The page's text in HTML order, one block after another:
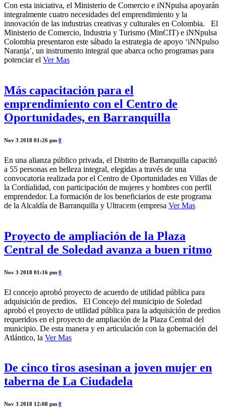
Con esta iniciativa, el Ministerio de Comercio e iNNpulsa apoyarán
integralmente cuatro necesidades del emprendimiento y la
innovación de las industrias creativas y culturales en Colombia. El
Ministerio de Comercio, Industria y Turismo (MinCIT) e iNNpulsa
Colombia presentaron este sábado la estrategia de apoyo ‘iNNpulso
Naranja’, un instrumento integral que abarca ocho programas para
potenciar el Ver Mas
Más capacitación para el
emprendimiento con el Centro de
Oportunidades, en Barranquilla
Nov 3 2018 01:26 pm 0
En una alianza público privada, el Distrito de Barranquilla capacitó
a 55 personas en belleza integral, elegidas a través de una
convocatoria realizada por el Centro de Oportunidades en Villas de
la Cordialidad, con participación de mujeres y hombres con perfil
emprendedor. La formación de los beneficiarios de este programa
de la Alcaldía de Barranquilla y Ultracem (empresa Ver Mas
Proyecto de ampliación de la Plaza
Central de Soledad avanza a buen ritmo
Nov 3 2018 01:16 pm 0
El concejo aprobó proyecto de acuerdo de utilidad pública para
adquisición de predios. El Concejo del municipio de Soledad
aprobó el proyecto de utilidad pública para la adquisición de predios
requeridos en el proyecto de ampliación de la Plaza Central del
municipio. De esta manera y en articulación con la gobernación del
Atlántico, la Ver Mas
De cinco tiros asesinan a joven mujer en
taberna de La Ciudadela
Nov 3 2018 12:08 pm 0